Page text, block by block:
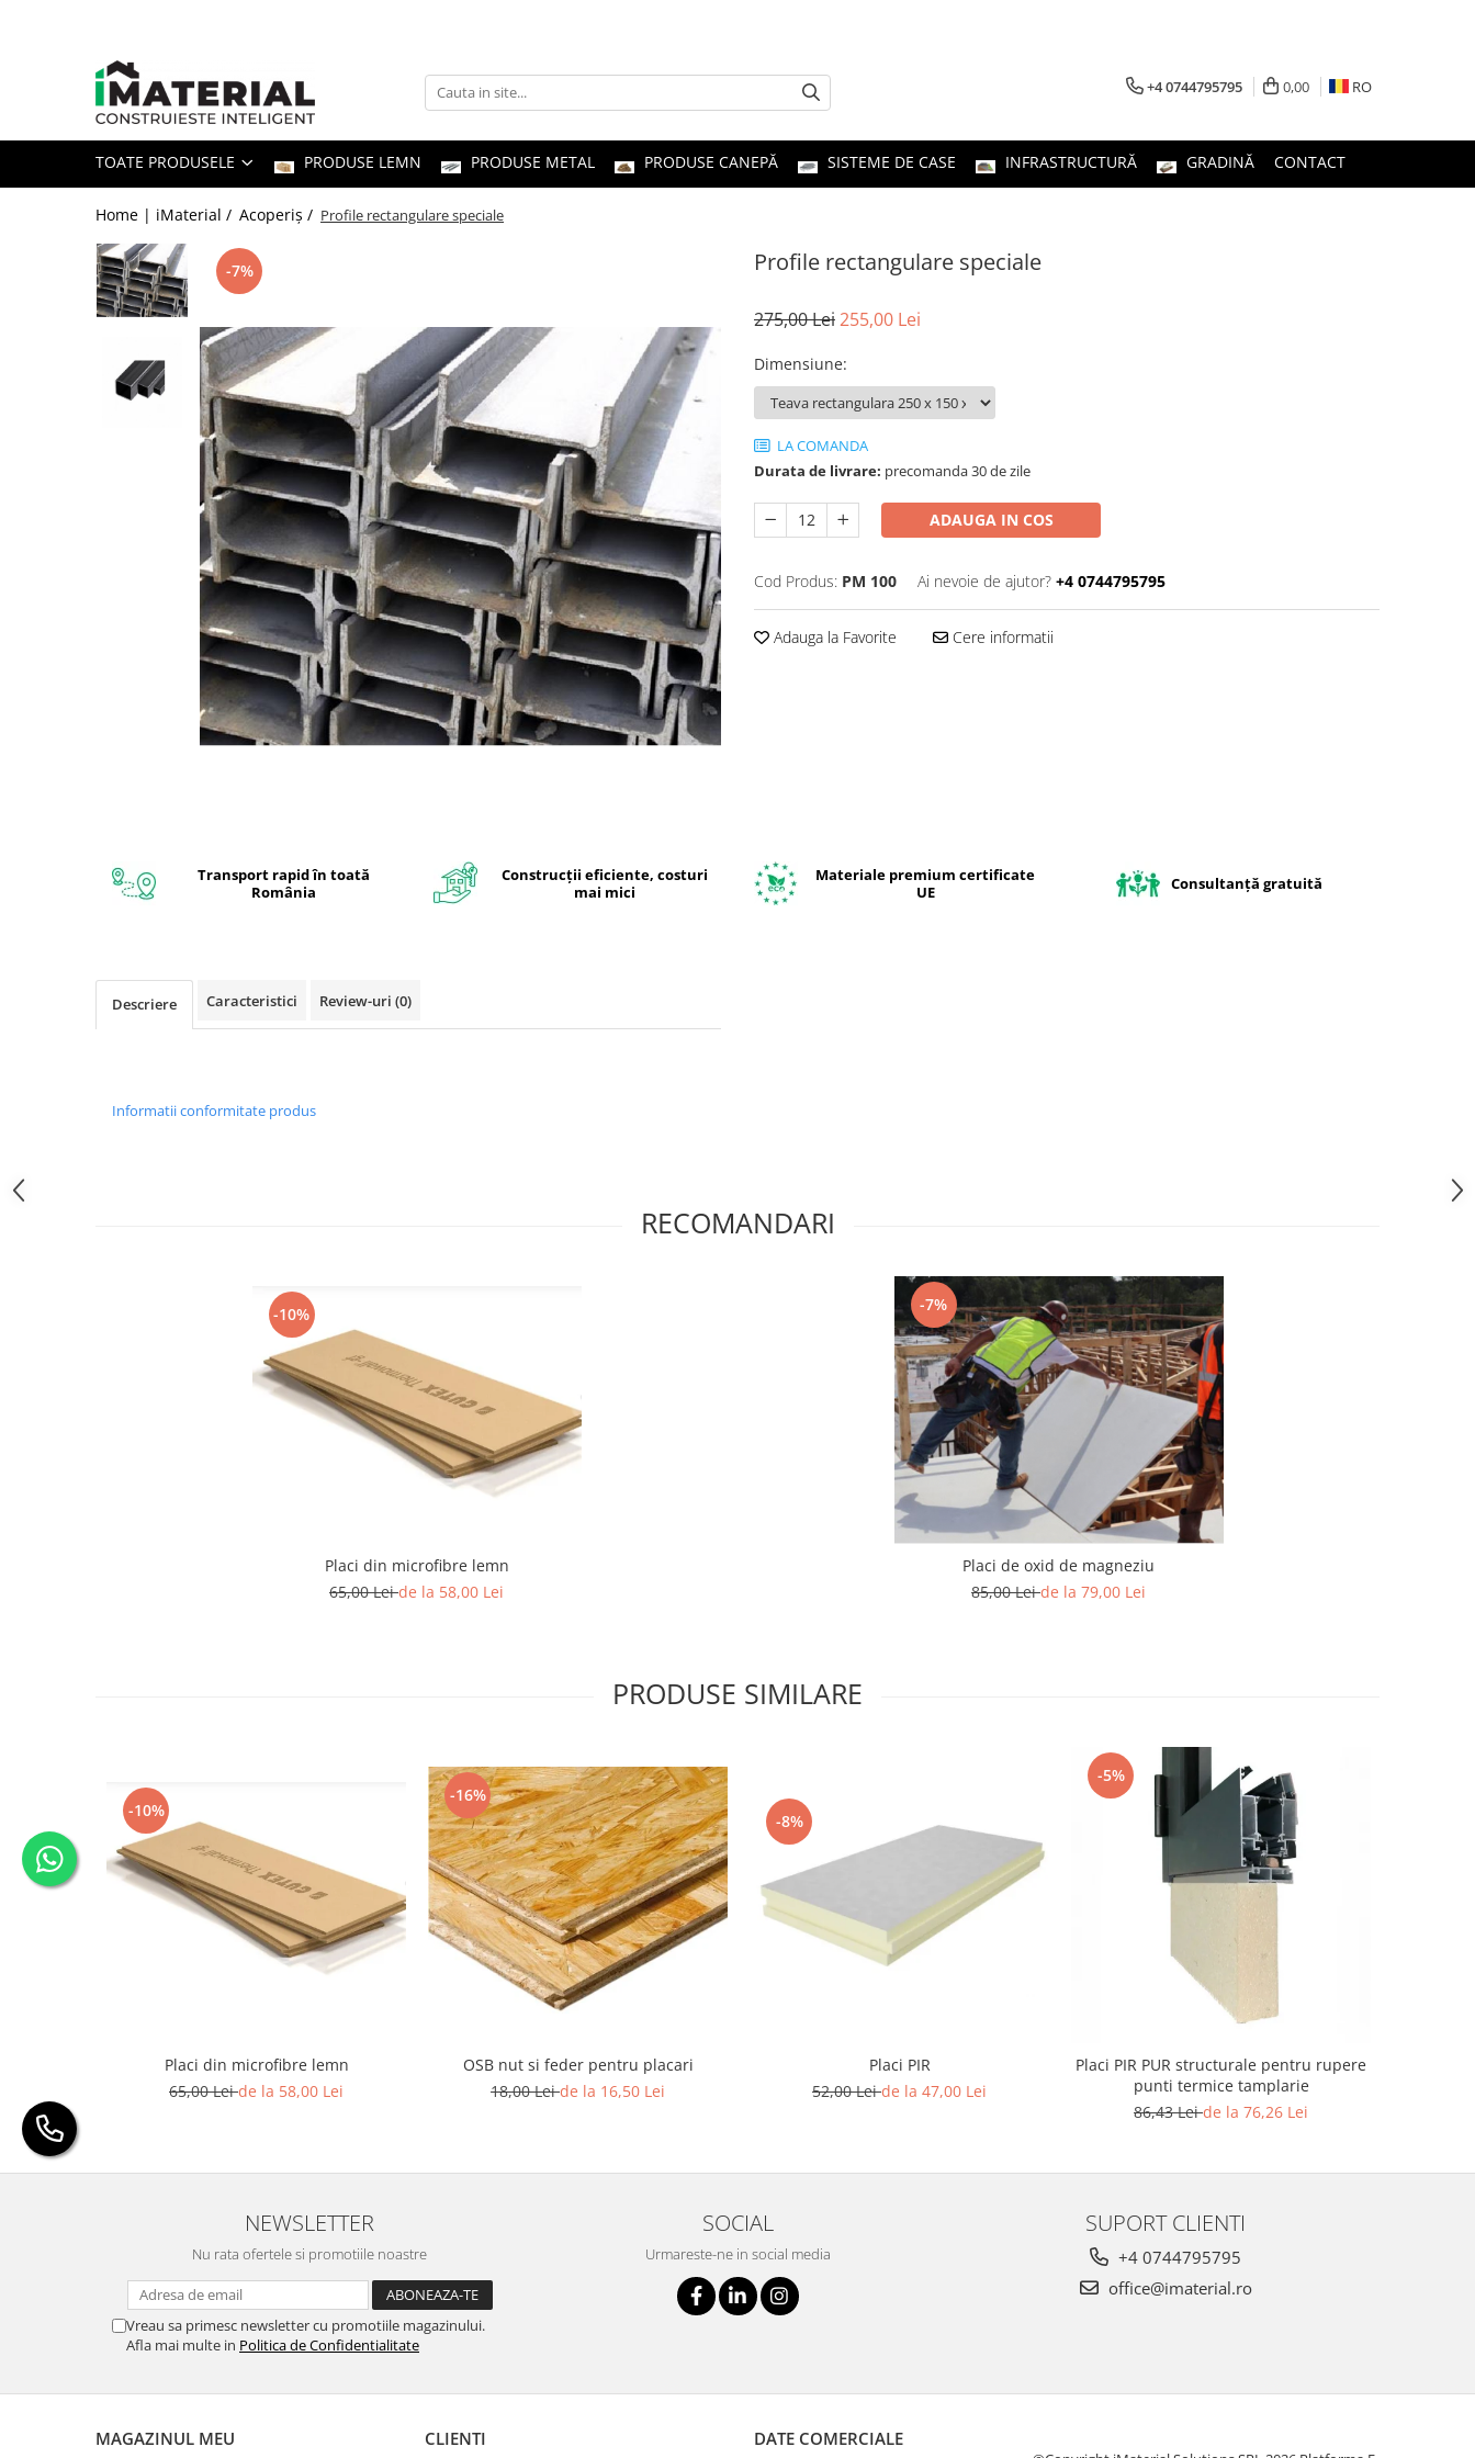
Toate Produsele
Fundație
Structură
+4 0744795795 0,00 RO
TOATE PRODUSELE PRODUSE LEMN PRODUSE METAL PRODUSE CANEPĂ SISTEME DE CASE INFRASTRUCTURĂ GRADINĂ CONTACT
Home | iMaterial / Acoperiș / Profile rectangulare speciale
Profile rectangulare speciale
-7%
275,00 Lei255,00 Lei
Dimensiune:
LA COMANDA
Durata de livrare: precomanda 30 de zile
ADAUGA IN COS
Cod Produs: PM 100 Ai nevoie de ajutor? +4 0744795795
Adauga la Favorite Cere informatii
Transport rapid în toată
România
Construcții eficiente, costuri
mai mici
Materiale premium certificate
UE
Consultanță gratuită
Descriere Caracteristici Review-uri (0)
Informatii conformitate produs
RECOMANDARI
-10%
Placi din microfibre lemn
65,00 Leide la 58,00 Lei
-7%
Placi de oxid de magneziu
85,00 Leide la 79,00 Lei
PRODUSE SIMILARE
-10%
Placi din microfibre lemn
65,00 Leide la 58,00 Lei
-16%
OSB nut si feder pentru placari
18,00 Leide la 16,50 Lei
-8%
Placi PIR
52,00 Leide la 47,00 Lei
-5%
Placi PIR PUR structurale pentru rupere
punti termice tamplarie
86,43 Leide la 76,26 Lei
NEWSLETTER
Nu rata ofertele si promotiile noastre
Vreau sa primesc newsletter cu promotiile magazinului.
Afla mai multe in Politica de Confidentialitate
SOCIAL
Urmareste-ne in social media
SUPORT CLIENTI
+4 0744795795
office@imaterial.ro
MAGAZINUL MEU CLIENTI DATE COMERCIALE